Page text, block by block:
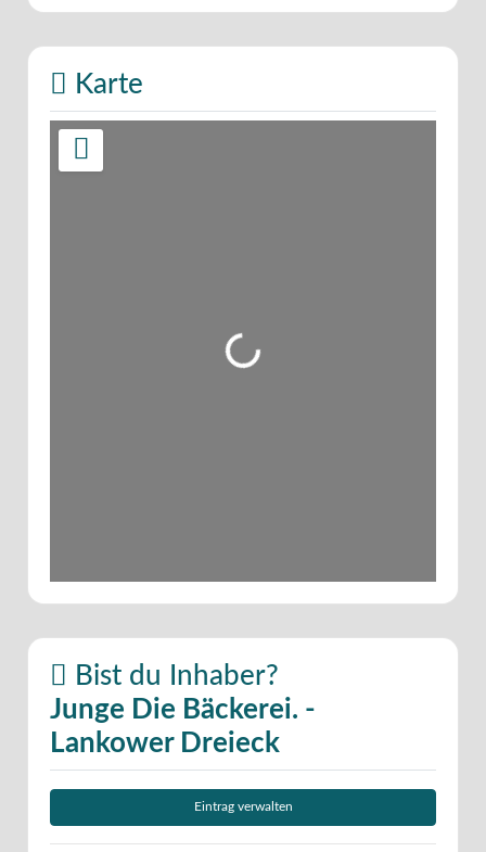
Karte
Wird geladen …
Bist du Inhaber?
Junge Die Bäckerei. -
Lankower Dreieck
Eintrag verwalten